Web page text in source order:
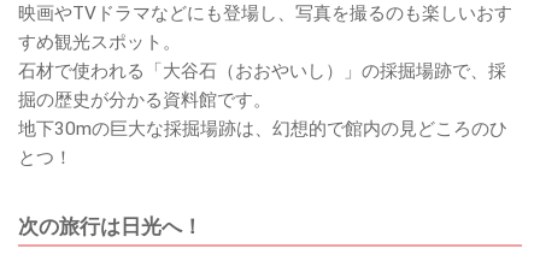
映画やTVドラマなどにも登場し、写真を撮るのも楽しいおす
すめ観光スポット。
石材で使われる「大谷石（おおやいし）」の採掘場跡で、採
掘の歴史が分かる資料館です。
地下30mの巨大な採掘場跡は、幻想的で館内の見どころのひ
とつ！
次の旅行は日光へ！